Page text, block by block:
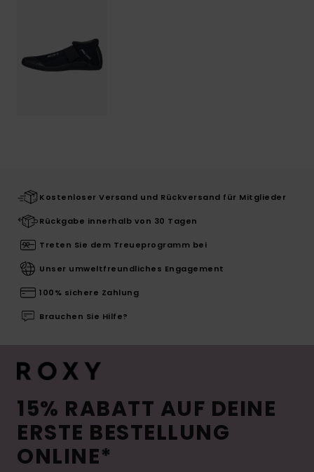
Kostenloser Versand und Rückversand für Mitglieder
Rückgabe innerhalb von 30 Tagen
Treten Sie dem Treueprogramm bei
Unser umweltfreundliches Engagement
100% sichere Zahlung
Brauchen Sie Hilfe?
15% RABATT AUF DEINE
ERSTE BESTELLUNG
ONLINE*